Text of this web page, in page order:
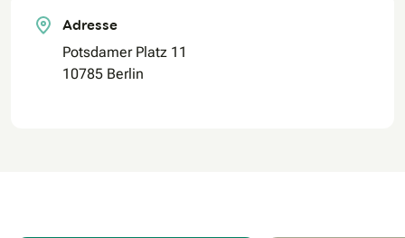
Adresse
Potsdamer Platz 11
10785 Berlin